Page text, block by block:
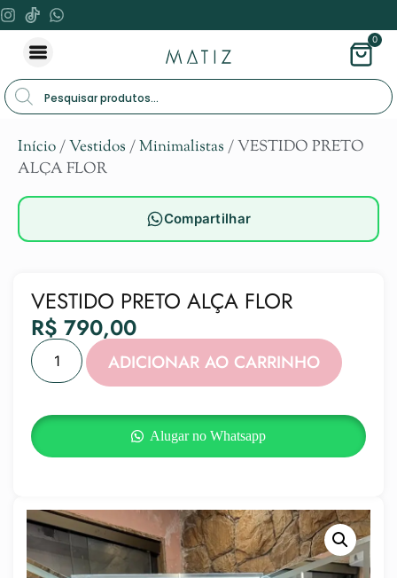
0
Início/Vestidos /Minimalistas / VESTIDO PRETO
ALÇA FLOR
Compartilhar
VESTIDO PRETO ALÇA FLOR
R$ 790,00
ADICIONAR AO CARRINHO
Alugar no Whatsapp